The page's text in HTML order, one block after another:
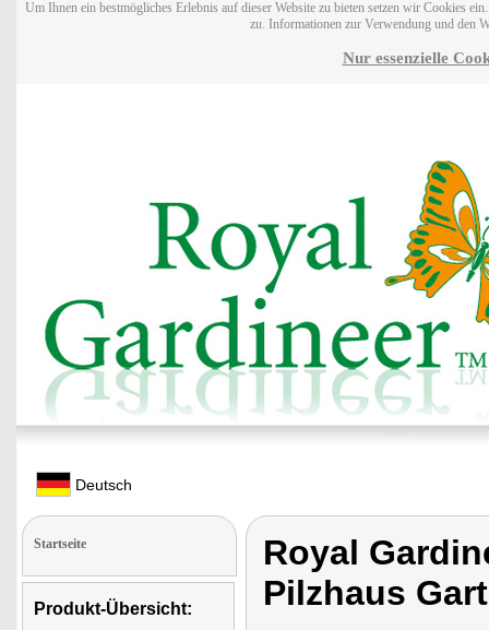
Um Ihnen ein bestmögliches Erlebnis auf dieser Website zu bieten setzen wir Cookies
zu. Informationen zur Verwendung und den
Nur essenzielle
Deutsch
Startseite
Produkt-Übersicht:
Royal
Pilzhaus